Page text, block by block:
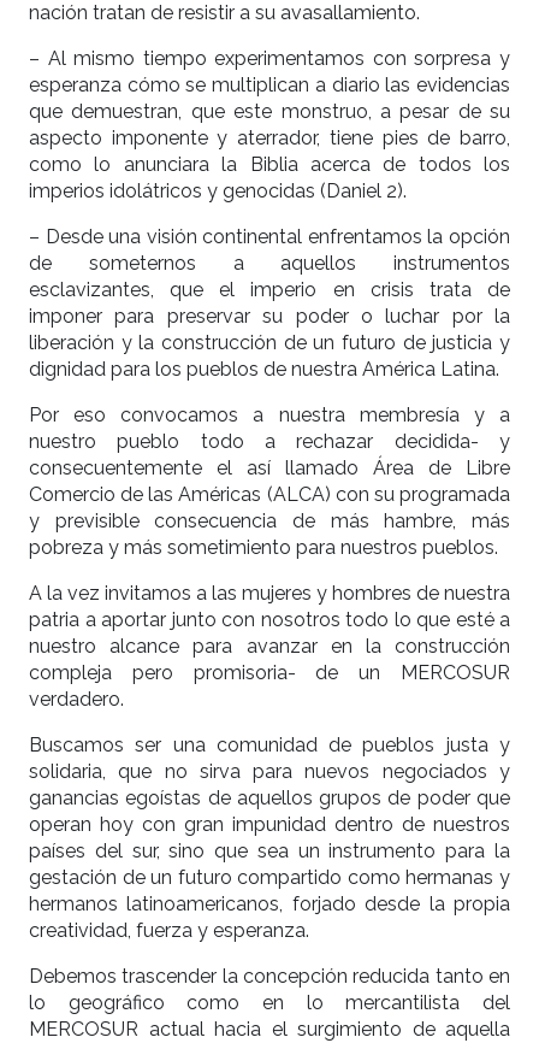
nación tratan de resistir a su avasallamiento.
– Al mismo tiempo experimentamos con sorpresa y
esperanza cómo se multiplican a diario las evidencias
que demuestran, que este monstruo, a pesar de su
aspecto imponente y aterrador, tiene pies de barro,
como lo anunciara la Biblia acerca de todos los
imperios idolátricos y genocidas (Daniel 2).
– Desde una visión continental enfrentamos la opción
de someternos a aquellos instrumentos
esclavizantes, que el imperio en crisis trata de
imponer para preservar su poder o luchar por la
liberación y la construcción de un futuro de justicia y
dignidad para los pueblos de nuestra América Latina.
Por eso convocamos a nuestra membresía y a
nuestro pueblo todo a rechazar decidida- y
consecuentemente el así llamado Área de Libre
Comercio de las Américas (ALCA) con su programada
y previsible consecuencia de más hambre, más
pobreza y más sometimiento para nuestros pueblos.
A la vez invitamos a las mujeres y hombres de nuestra
patria a aportar junto con nosotros todo lo que esté a
nuestro alcance para avanzar en la construcción
compleja pero promisoria- de un MERCOSUR
verdadero.
Buscamos ser una comunidad de pueblos justa y
solidaria, que no sirva para nuevos negociados y
ganancias egoístas de aquellos grupos de poder que
operan hoy con gran impunidad dentro de nuestros
países del sur, sino que sea un instrumento para la
gestación de un futuro compartido como hermanas y
hermanos latinoamericanos, forjado desde la propia
creatividad, fuerza y esperanza.
Debemos trascender la concepción reducida tanto en
lo geográfico como en lo mercantilista del
MERCOSUR actual hacia el surgimiento de aquella